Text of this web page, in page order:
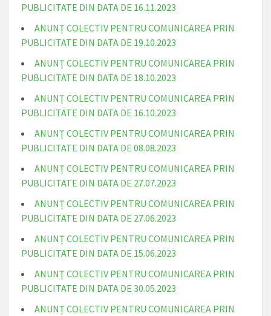
PUBLICITATE DIN DATA DE 16.11.2023
ANUNȚ COLECTIV PENTRU COMUNICAREA PRIN
PUBLICITATE DIN DATA DE 19.10.2023
ANUNȚ COLECTIV PENTRU COMUNICAREA PRIN
PUBLICITATE DIN DATA DE 18.10.2023
ANUNȚ COLECTIV PENTRU COMUNICAREA PRIN
PUBLICITATE DIN DATA DE 16.10.2023
ANUNȚ COLECTIV PENTRU COMUNICAREA PRIN
PUBLICITATE DIN DATA DE 08.08.2023
ANUNȚ COLECTIV PENTRU COMUNICAREA PRIN
PUBLICITATE DIN DATA DE 27.07.2023
ANUNȚ COLECTIV PENTRU COMUNICAREA PRIN
PUBLICITATE DIN DATA DE 27.06.2023
ANUNȚ COLECTIV PENTRU COMUNICAREA PRIN
PUBLICITATE DIN DATA DE 15.06.2023
ANUNȚ COLECTIV PENTRU COMUNICAREA PRIN
PUBLICITATE DIN DATA DE 30.05.2023
ANUNȚ COLECTIV PENTRU COMUNICAREA PRIN